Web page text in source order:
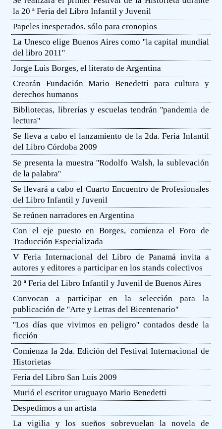
la 20 ª Feria del Libro Infantil y Juvenil
Papeles inesperados, sólo para cronopios
La Unesco elige Buenos Aires como ''la capital mundial
del libro 2011''
Jorge Luis Borges, el literato de Argentina
Crearán Fundación Mario Benedetti para cultura y
derechos humanos
Bibliotecas, librerías y escuelas tendrán ''pandemia de
lectura''
Se lleva a cabo el lanzamiento de la 2da. Feria Infantil
del Libro Córdoba 2009
Se presenta la muestra ''Rodolfo Walsh, la sublevación
de la palabra''
Se llevará a cabo el Cuarto Encuentro de Profesionales
del Libro Infantil y Juvenil
Se reúnen narradores en Argentina
Con el eje puesto en Borges, comienza el Foro de
Traducción Especializada
V Feria Internacional del Libro de Panamá invita a
autores y editores a participar en los stands colectivos
20 ª Feria del Libro Infantil y Juvenil de Buenos Aires
Convocan a participar en la selección para la
publicación de ''Arte y Letras del Bicentenario''
''Los días que vivimos en peligro'' contados desde la
ficción
Comienza la 2da. Edición del Festival Internacional de
Historietas
Feria del Libro San Luis 2009
Murió el escritor uruguayo Mario Benedetti
Despedimos a un artista
La vigilia y los sueños sobrevuelan la novela de